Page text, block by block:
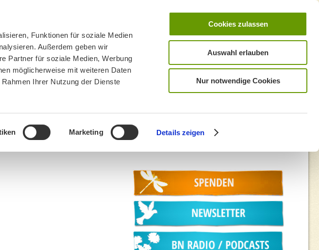
Funktionen für soziale Medien
Außerdem geben wir
Partner für soziale Medien, Werbung
möglicherweise mit weiteren Daten
Ihrer Nutzung der Dienste
Marketing Details zeigen
Cookies zulassen
Auswahl erlauben
Nur notwendige Cookies
SPENDEN
– nicht nur im Herbst eine Empfehlung